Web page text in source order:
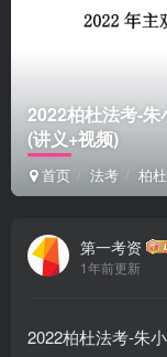
2022柏杜法考-
(讲义+视频)
首页 法考 柏杜
第一考资
1年前更新
2022柏杜法考-朱